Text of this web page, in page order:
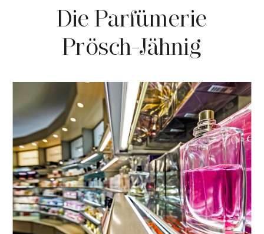
Über YBPN
Aktionen
Die Parfümerie
Prösch-Jähnig